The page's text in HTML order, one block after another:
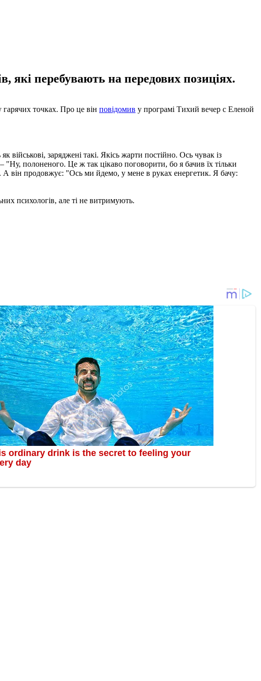
які перебувають на передових позиціях.
точках. Про це він повідомив у програмі Тихий вечер с Еленой
заряджені такі. Якісь жарти постійно. Ось чувак із
полоненого. Це ж так цікаво поговорити, бо я бачив їх тільки
він продовжує: "Ось ми йдемо, у мене в руках енергетик. Я бачу:
психологів, але ті не витримують.